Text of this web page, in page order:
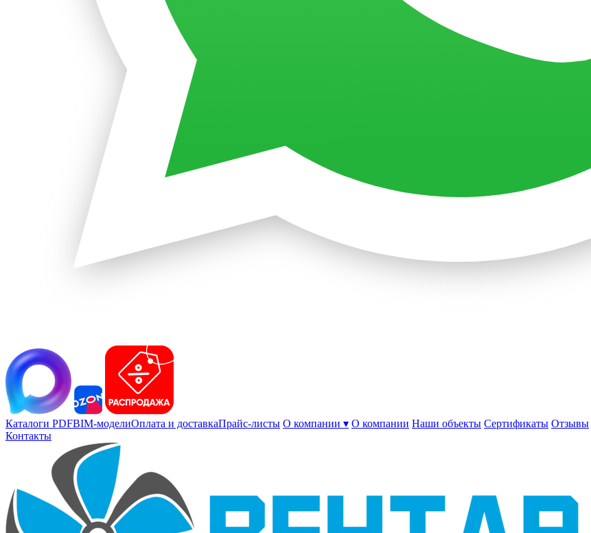
Каталоги PDFBIM-моделиОплата и доставкаПрайс-листы О компании ▾ О компании Наши объекты Сертификаты Отзывы
Контакты